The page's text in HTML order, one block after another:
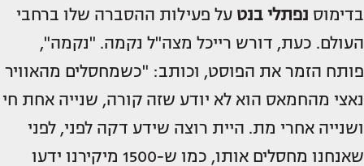
בדימוס נפתלי בנט על פעילות ההסברה שלו ברחבי
העולם. כעת, דורש רייכל מצה"ל נקמה. "נקמה",
פותח הזמר את הפוסט, וכותב: "כשמחסלים מהאוויר
נאצי מהחמאס הוא לא יודע שזה קורה, שנייה אחת חי
ושנייה אחרי מת. היית רוצה שידע דקה לפני, לפני
שאנחנו מחסלים אותו, כמו ש-1500 מיקירנו ידעו